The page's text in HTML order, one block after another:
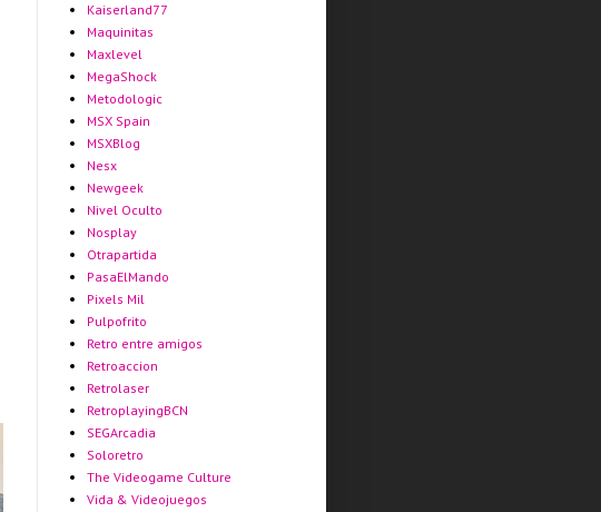
Kaiserland77
Maquinitas
Maxlevel
MegaShock
Metodologic
MSX Spain
MSXBlog
Nesx
Newgeek
Nivel Oculto
Nosplay
Otrapartida
PasaElMando
Pixels Mil
Pulpofrito
Retro entre amigos
Retroaccion
Retrolaser
RetroplayingBCN
SEGArcadia
Soloretro
The Videogame Culture
Vida & Videojuegos